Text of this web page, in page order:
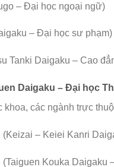
– Đại học ngoại ngữ)
– Đại học sư phạm)
Tanki Daigaku – Cao
Daigaku – Đại học
khoa, các ngành trực
– Keiei Kanri
Kouka Daigaku